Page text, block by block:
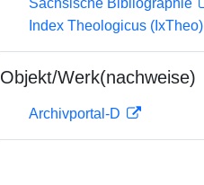
Sächsische Bibliographie
Index Theologicus (IxTheo)
Objekt/Werk(nachweise)
Archivportal-D